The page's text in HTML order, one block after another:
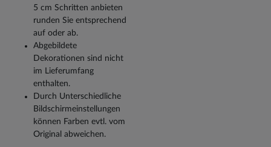
5 cm Schritten anbieten
runden Sie entsprechend
auf oder ab.
Abgebildete
Dekorationen sind nicht
im Lieferumfang
enthalten.
Durch Unterschiedliche
Bildschirmeinstellungen
können Farben evtl. vom
Original abweichen.